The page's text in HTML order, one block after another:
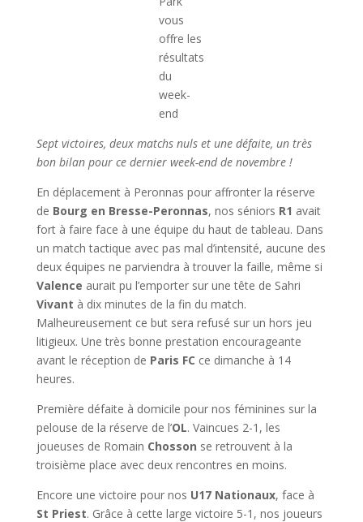
vous
offre les
résultats
du
week-
end
Sept victoires, deux matchs nuls et une défaite, un très
bon bilan pour ce dernier week-end de novembre !
En déplacement à Peronnas pour affronter la réserve
de Bourg en Bresse-Peronnas, nos séniors R1 avait
fort à faire face à une équipe du haut de tableau. Dans
un match tactique avec pas mal d’intensité, aucune des
deux équipes ne parviendra à trouver la faille, même si
Valence aurait pu l’emporter sur une tête de Sahri
Vivant à dix minutes de la fin du match.
Malheureusement ce but sera refusé sur un hors jeu
litigieux. Une très bonne prestation encourageante
avant le réception de Paris FC ce dimanche à 14
heures.
Première défaite à domicile pour nos féminines sur la
pelouse de la réserve de l’OL. Vaincues 2-1, les
joueuses de Romain Chosson se retrouvent à la
troisième place avec deux rencontres en moins.
Encore une victoire pour nos U17 Nationaux, face à
St Priest. Grâce à cette large victoire 5-1, nos joueurs